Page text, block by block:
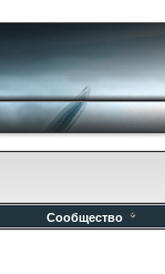
Сообщество